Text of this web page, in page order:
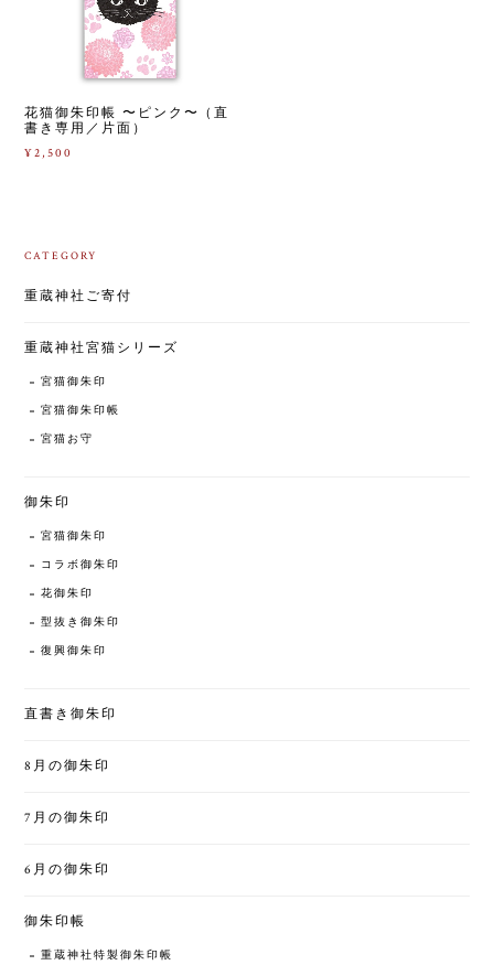
花猫御朱印帳 〜ピンク〜（直
書き専用／片面）
¥2,500
CATEGORY
重蔵神社ご寄付
重蔵神社宮猫シリーズ
宮猫御朱印
宮猫御朱印帳
宮猫お守
御朱印
宮猫御朱印
コラボ御朱印
花御朱印
型抜き御朱印
復興御朱印
直書き御朱印
8月の御朱印
7月の御朱印
6月の御朱印
御朱印帳
重蔵神社特製御朱印帳